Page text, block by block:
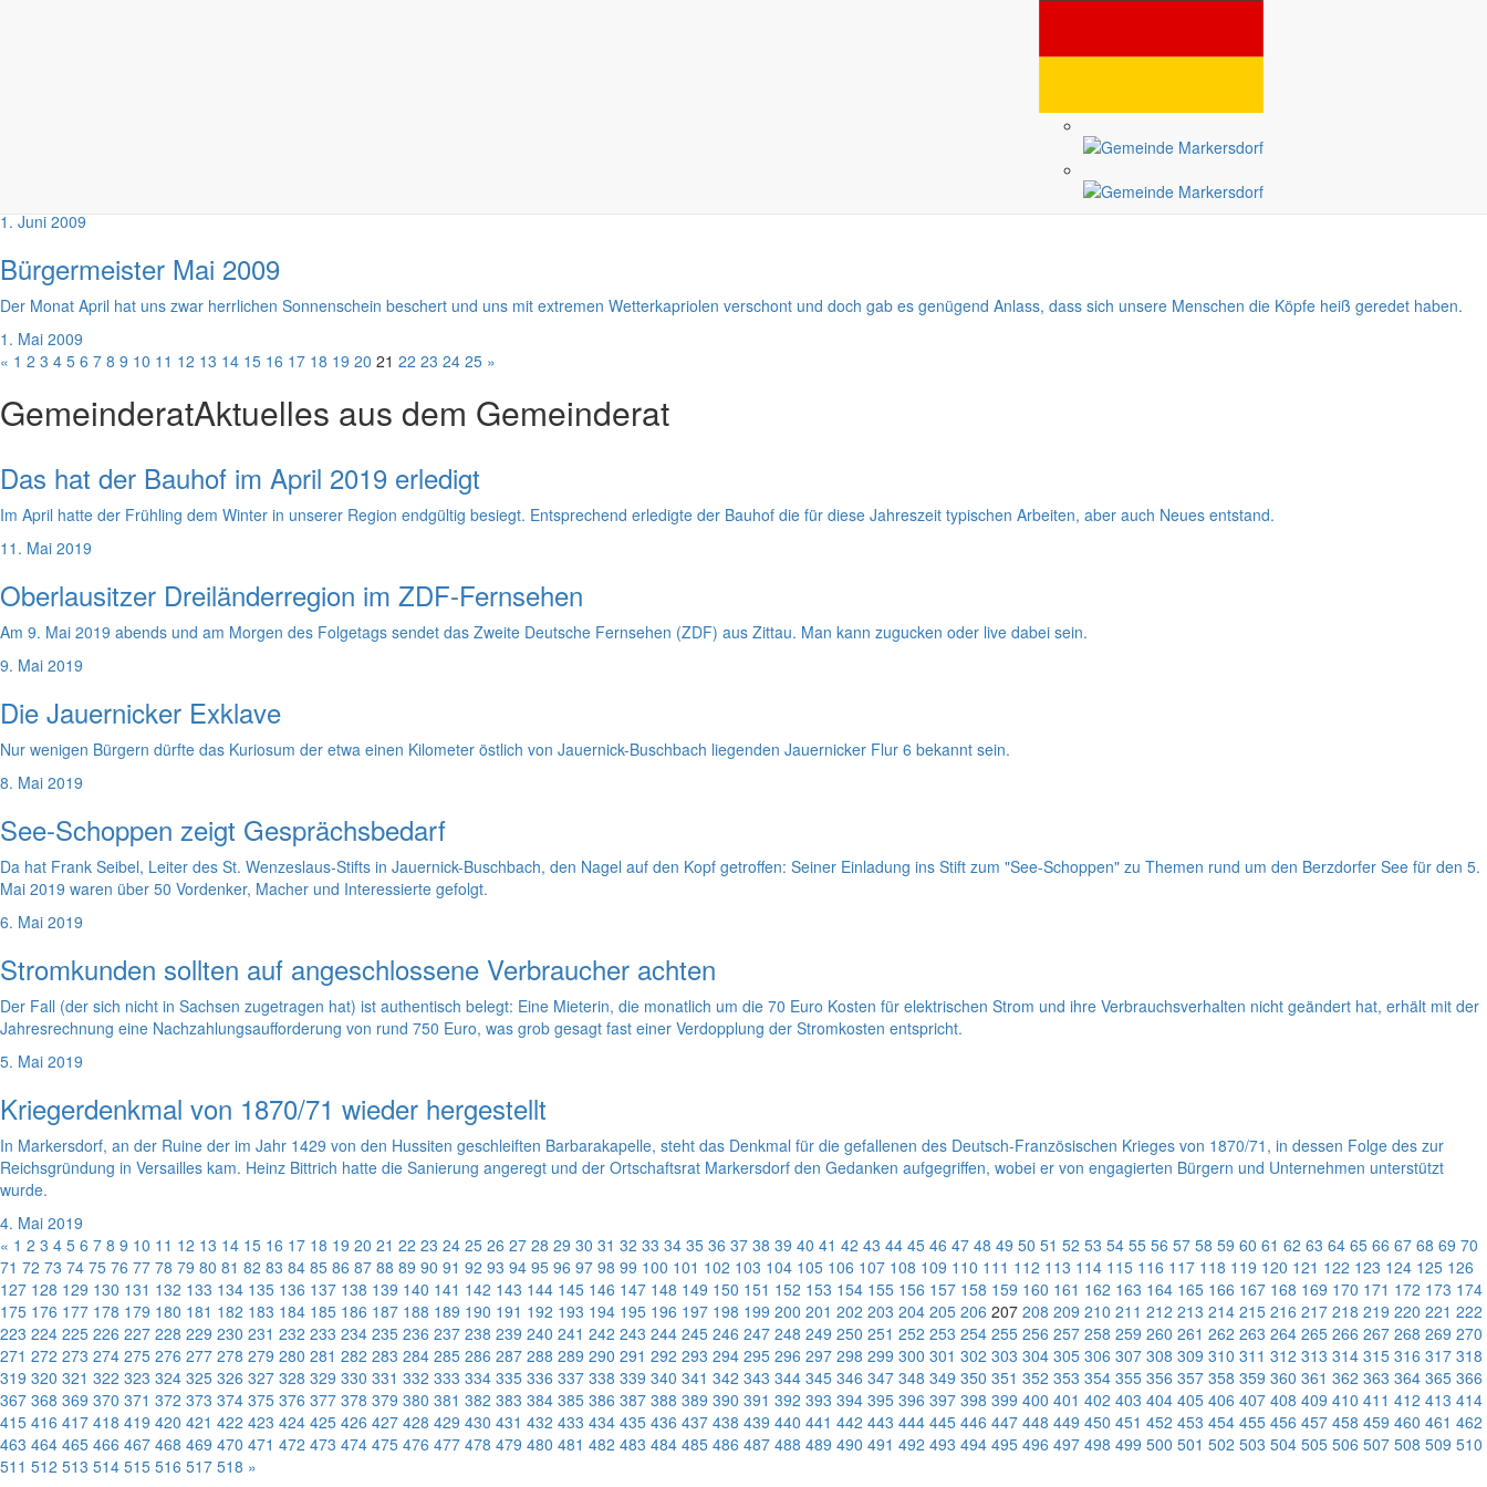
verstreichen lässt, verhärten sich die Fronten so stark, dass man den "wunderschönsten" Streit heraufbeschworen hat. Und dann kostet es nicht nur Überwindung, sondern meist auch sehr viel Kraft, die Wogen
wieder zu glätten. In einer gut funktionierenden Familie gibt es immer einen Partner der nachgibt, oder ein Partner findet treffende Argumente, die schnell zum Einlenken bewegen. Oft gibt es in der Familie oder in
der Gemeinschaft Menschen, die schlichtend dazwischen gehen und meistens ist der Wille zum Erhalt der Gemeinschaft Anlass genug nachzudenken. Immer ist es aber das gemeinsame Gespräch, welches uns
1. Juni 2009
Bürgermeister Mai 2009
Der Monat April hat uns zwar herrlichen Sonnenschein beschert und uns mit extremen Wetterkapriolen verschont und doch gab es genügend Anlass, dass sich unsere Menschen die Köpfe heiß geredet haben.
1. Mai 2009
« 1 2 3 4 5 6 7 8 9 10 11 12 13 14 15 16 17 18 19 20 21 22 23 24 25 »
GemeinderatAktuelles aus dem Gemeinderat
Das hat der Bauhof im April 2019 erledigt
Im April hatte der Frühling dem Winter in unserer Region endgültig besiegt. Entsprechend erledigte der Bauhof die für diese Jahreszeit typischen Arbeiten, aber auch Neues entstand.
11. Mai 2019
Oberlausitzer Dreiländerregion im ZDF-Fernsehen
Am 9. Mai 2019 abends und am Morgen des Folgetags sendet das Zweite Deutsche Fernsehen (ZDF) aus Zittau. Man kann zugucken oder live dabei sein.
9. Mai 2019
Die Jauernicker Exklave
Nur wenigen Bürgern dürfte das Kuriosum der etwa einen Kilometer östlich von Jauernick-Buschbach liegenden Jauernicker Flur 6 bekannt sein.
8. Mai 2019
See-Schoppen zeigt Gesprächsbedarf
Da hat Frank Seibel, Leiter des St. Wenzeslaus-Stifts in Jauernick-Buschbach, den Nagel auf den Kopf getroffen: Seiner Einladung ins Stift zum "See-Schoppen" zu Themen rund um den Berzdorfer See für den 5.
Mai 2019 waren über 50 Vordenker, Macher und Interessierte gefolgt.
6. Mai 2019
Stromkunden sollten auf angeschlossene Verbraucher achten
Der Fall (der sich nicht in Sachsen zugetragen hat) ist authentisch belegt: Eine Mieterin, die monatlich um die 70 Euro Kosten für elektrischen Strom und ihre Verbrauchsverhalten nicht geändert hat, erhält mit der
Jahresrechnung eine Nachzahlungsaufforderung von rund 750 Euro, was grob gesagt fast einer Verdopplung der Stromkosten entspricht.
5. Mai 2019
Kriegerdenkmal von 1870/71 wieder hergestellt
In Markersdorf, an der Ruine der im Jahr 1429 von den Hussiten geschleiften Barbarakapelle, steht das Denkmal für die gefallenen des Deutsch-Französischen Krieges von 1870/71, in dessen Folge des zur
Reichsgründung in Versailles kam. Heinz Bittrich hatte die Sanierung angeregt und der Ortschaftsrat Markersdorf den Gedanken aufgegriffen, wobei er von engagierten Bürgern und Unternehmen unterstützt
wurde.
4. Mai 2019
« 1 2 3 4 5 6 7 8 9 10 11 12 13 14 15 16 17 18 19 20 21 22 23 24 25 26 27 28 29 30 31 32 33 34 35 36 37 38 39 40 41 42 43 44 45 46 47 48 49 50 51 52 53 54 55 56 57 58 59 60 61 62 63 64 65 66 67 68 69 70
71 72 73 74 75 76 77 78 79 80 81 82 83 84 85 86 87 88 89 90 91 92 93 94 95 96 97 98 99 100 101 102 103 104 105 106 107 108 109 110 111 112 113 114 115 116 117 118 119 120 121 122 123 124 125 126
127 128 129 130 131 132 133 134 135 136 137 138 139 140 141 142 143 144 145 146 147 148 149 150 151 152 153 154 155 156 157 158 159 160 161 162 163 164 165 166 167 168 169 170 171 172 173 174
175 176 177 178 179 180 181 182 183 184 185 186 187 188 189 190 191 192 193 194 195 196 197 198 199 200 201 202 203 204 205 206 207 208 209 210 211 212 213 214 215 216 217 218 219 220 221 222
223 224 225 226 227 228 229 230 231 232 233 234 235 236 237 238 239 240 241 242 243 244 245 246 247 248 249 250 251 252 253 254 255 256 257 258 259 260 261 262 263 264 265 266 267 268 269 270
271 272 273 274 275 276 277 278 279 280 281 282 283 284 285 286 287 288 289 290 291 292 293 294 295 296 297 298 299 300 301 302 303 304 305 306 307 308 309 310 311 312 313 314 315 316 317 318
319 320 321 322 323 324 325 326 327 328 329 330 331 332 333 334 335 336 337 338 339 340 341 342 343 344 345 346 347 348 349 350 351 352 353 354 355 356 357 358 359 360 361 362 363 364 365 366
367 368 369 370 371 372 373 374 375 376 377 378 379 380 381 382 383 384 385 386 387 388 389 390 391 392 393 394 395 396 397 398 399 400 401 402 403 404 405 406 407 408 409 410 411 412 413 414
415 416 417 418 419 420 421 422 423 424 425 426 427 428 429 430 431 432 433 434 435 436 437 438 439 440 441 442 443 444 445 446 447 448 449 450 451 452 453 454 455 456 457 458 459 460 461 462
463 464 465 466 467 468 469 470 471 472 473 474 475 476 477 478 479 480 481 482 483 484 485 486 487 488 489 490 491 492 493 494 495 496 497 498 499 500 501 502 503 504 505 506 507 508 509 510
511 512 513 514 515 516 517 518 »